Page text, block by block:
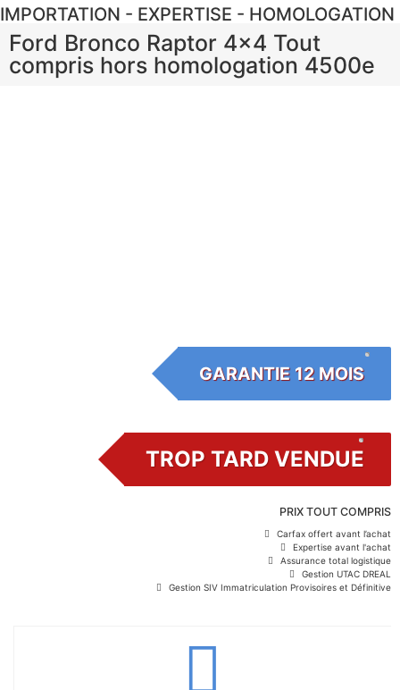
IMPORTATION - EXPERTISE - HOMOLOGATION
Ford Bronco Raptor 4×4 Tout
compris hors homologation 4500e
GARANTIE 12 MOIS
TROP TARD VENDUE
PRIX TOUT COMPRIS
Carfax offert avant l’achat
Expertise avant l'achat
Assurance total logistique
Gestion UTAC DREAL
Gestion SIV Immatriculation Provisoires et Définitive